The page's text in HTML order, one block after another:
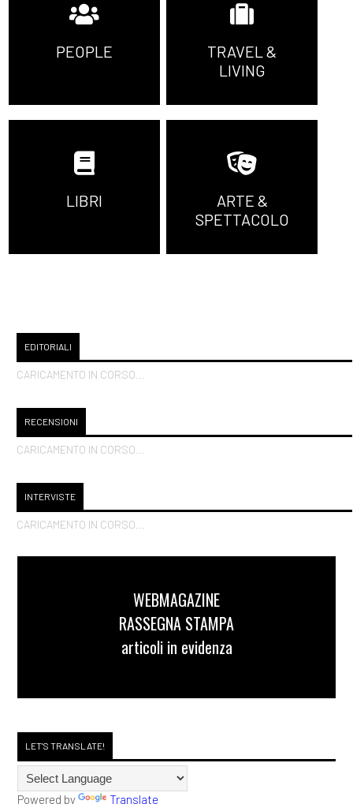
PEOPLE
TRAVEL &
LIVING
LIBRI
ARTE &
SPETTACOLO
EDITORIALI
CARICAMENTO IN CORSO...
RECENSIONI
CARICAMENTO IN CORSO...
INTERVISTE
CARICAMENTO IN CORSO...
WEBMAGAZINE
RASSEGNA STAMPA
articoli in evidenza
LET'S TRANSLATE!
Powered by Translate